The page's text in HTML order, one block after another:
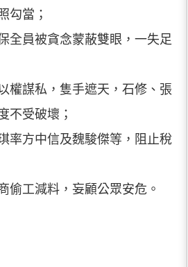
勾當；
全員被貪念蒙蔽雙眼，一失足
權謀私，隻手遮天，石修、張
不受破壞；
率方中信及魏駿傑等，阻止稅
偷工減料，妄顧公眾安危。